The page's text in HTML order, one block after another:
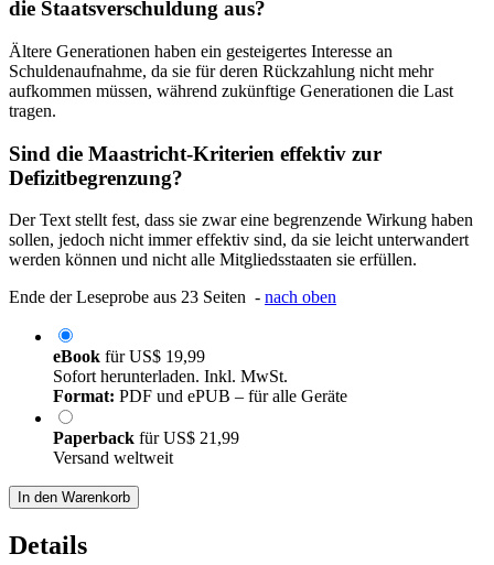
die Staatsverschuldung aus?
Ältere Generationen haben ein gesteigertes Interesse an
Schuldenaufnahme, da sie für deren Rückzahlung nicht mehr
aufkommen müssen, während zukünftige Generationen die Last
tragen.
Sind die Maastricht-Kriterien effektiv zur
Defizitbegrenzung?
Der Text stellt fest, dass sie zwar eine begrenzende Wirkung haben
sollen, jedoch nicht immer effektiv sind, da sie leicht unterwandert
werden können und nicht alle Mitgliedsstaaten sie erfüllen.
Ende der Leseprobe aus 23 Seiten - nach oben
eBook fürUS$ 19,99
Sofort herunterladen. Inkl. MwSt.
Format: PDF und ePUB – für alle Geräte
Paperback fürUS$ 21,99
Versand weltweit
In den Warenkorb
Details